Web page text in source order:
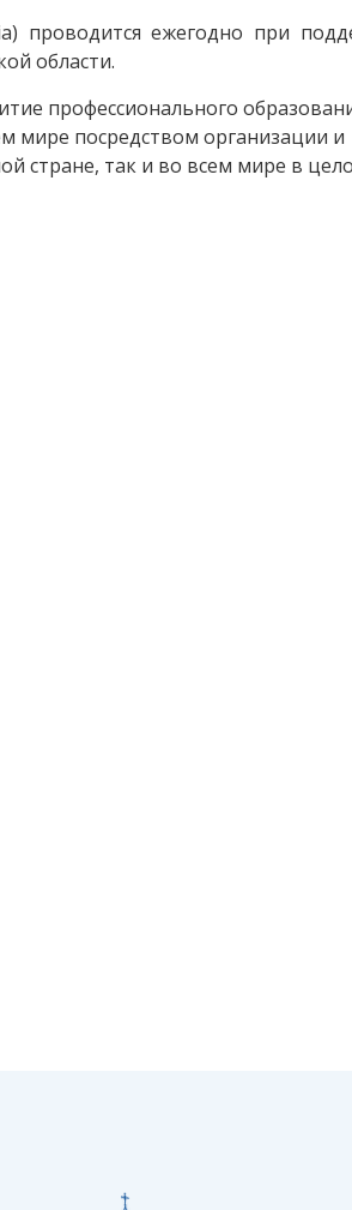
проводится ежегодно при
области.
профессионального
мире посредством организации и
стране, так и во всем мире в